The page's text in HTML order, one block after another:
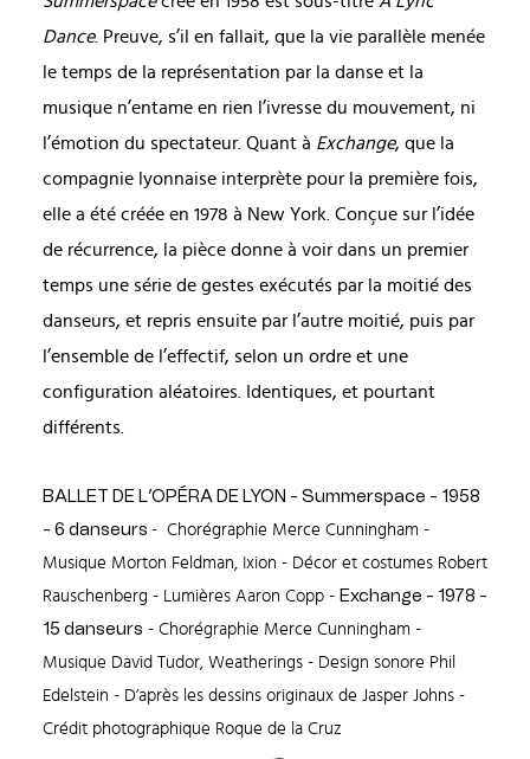
Dance. Preuve, s’il en fallait, que la vie parallèle menée
le temps de la représentation par la danse et la
musique n’entame en rien l’ivresse du mouvement, ni
l’émotion du spectateur. Quant à Exchange, que la
compagnie lyonnaise interprète pour la première fois,
elle a été créée en 1978 à New York. Conçue sur l’idée
de récurrence, la pièce donne à voir dans un premier
temps une série de gestes exécutés par la moitié des
danseurs, et repris ensuite par l’autre moitié, puis par
l’ensemble de l’effectif, selon un ordre et une
configuration aléatoires. Identiques, et pourtant
différents.
BALLET DE L’OPÉRA DE LYON - Summerspace - 1958
- 6 danseurs - Chorégraphie Merce Cunningham -
Musique Morton Feldman, Ixion - Décor et costumes Robert
Rauschenberg - Lumières Aaron Copp - Exchange - 1978 -
15 danseurs - Chorégraphie Merce Cunningham -
Musique David Tudor, Weatherings - Design sonore Phil
Edelstein - D’après les dessins originaux de Jasper Johns -
Crédit photographique Roque de la Cruz